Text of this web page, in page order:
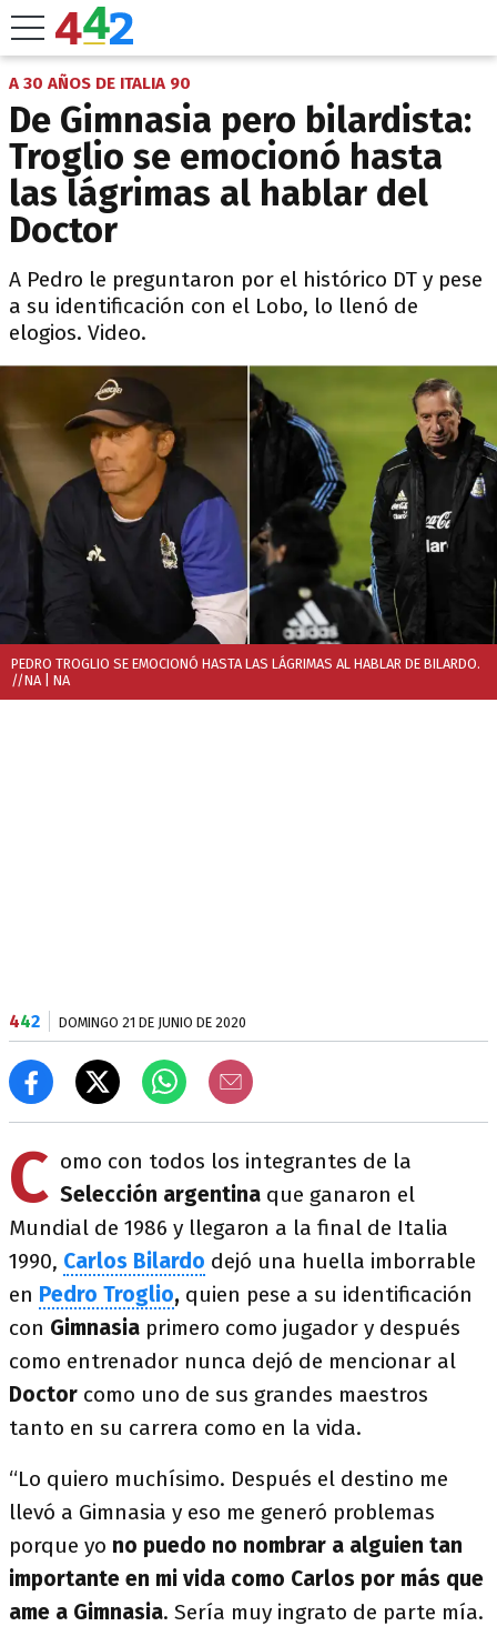
A 30 AÑOS DE ITALIA 90
De Gimnasia pero bilardista:
Troglio se emocionó hasta
las lágrimas al hablar del
Doctor
A Pedro le preguntaron por el histórico DT y pese
a su identificación con el Lobo, lo llenó de
elogios. Video.
PEDRO TROGLIO SE EMOCIONÓ HASTA LAS LÁGRIMAS AL HABLAR DE BILARDO.
//NA | NA
442 DOMINGO 21 DE JUNIO DE 2020
C omo con todos los integrantes de la
Selección argentina que ganaron el
Mundial de 1986 y llegaron a la final de Italia
1990, Carlos Bilardo dejó una huella imborrable
en Pedro Troglio, quien pese a su identificación
con Gimnasia primero como jugador y después
como entrenador nunca dejó de mencionar al
Doctor como uno de sus grandes maestros
tanto en su carrera como en la vida.
“Lo quiero muchísimo. Después el destino me
llevó a Gimnasia y eso me generó problemas
porque yo no puedo no nombrar a alguien tan
importante en mi vida como Carlos por más que
ame a Gimnasia. Sería muy ingrato de parte mía.